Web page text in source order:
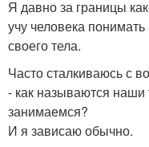
Я давно за границы
учу человека
своего тела.
Часто сталкиваюсь с
- как называются
занимаемся?
И я зависаю обычно.